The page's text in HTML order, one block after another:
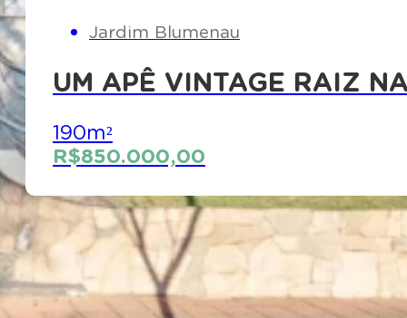
Jardim Blumenau
UM APÊ VINTAGE RAIZ
190m²
R$850.000,00